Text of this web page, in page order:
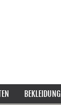
BEKLEIDUNG